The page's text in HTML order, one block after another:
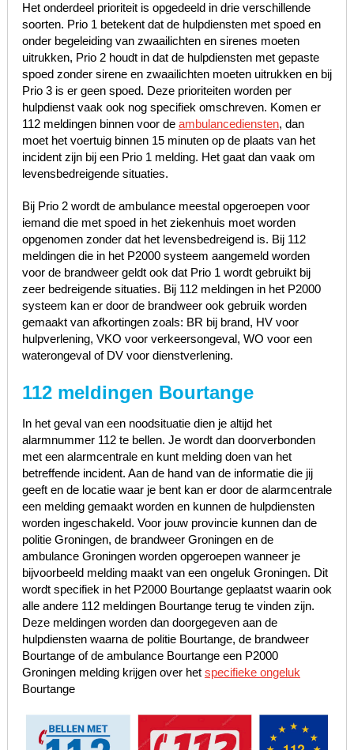
Het onderdeel prioriteit is opgedeeld in drie verschillende
soorten. Prio 1 betekent dat de hulpdiensten met spoed en
onder begeleiding van zwaailichten en sirenes moeten
uitrukken, Prio 2 houdt in dat de hulpdiensten met gepaste
spoed zonder sirene en zwaailichten moeten uitrukken en bij
Prio 3 is er geen spoed. Deze prioriteiten worden per
hulpdienst vaak ook nog specifiek omschreven. Komen er
112 meldingen binnen voor de ambulancediensten, dan
moet het voertuig binnen 15 minuten op de plaats van het
incident zijn bij een Prio 1 melding. Het gaat dan vaak om
levensbedreigende situaties.
Bij Prio 2 wordt de ambulance meestal opgeroepen voor
iemand die met spoed in het ziekenhuis moet worden
opgenomen zonder dat het levensbedreigend is. Bij 112
meldingen die in het P2000 systeem aangemeld worden
voor de brandweer geldt ook dat Prio 1 wordt gebruikt bij
zeer bedreigende situaties. Bij 112 meldingen in het P2000
systeem kan er door de brandweer ook gebruik worden
gemaakt van afkortingen zoals: BR bij brand, HV voor
hulpverlening, VKO voor verkeersongeval, WO voor een
waterongeval of DV voor dienstverlening.
112 meldingen Bourtange
In het geval van een noodsituatie dien je altijd het
alarmnummer 112 te bellen. Je wordt dan doorverbonden
met een alarmcentrale en kunt melding doen van het
betreffende incident. Aan de hand van de informatie die jij
geeft en de locatie waar je bent kan er door de alarmcentrale
een melding gemaakt worden en kunnen de hulpdiensten
worden ingeschakeld. Voor jouw provincie kunnen dan de
politie Groningen, de brandweer Groningen en de
ambulance Groningen worden opgeroepen wanneer je
bijvoorbeeld melding maakt van een ongeluk Groningen. Dit
wordt specifiek in het P2000 Bourtange geplaatst waarin ook
alle andere 112 meldingen Bourtange terug te vinden zijn.
Deze meldingen worden dan doorgegeven aan de
hulpdiensten waarna de politie Bourtange, de brandweer
Bourtange of de ambulance Bourtange een P2000
Groningen melding krijgen over het specifieke ongeluk
Bourtange